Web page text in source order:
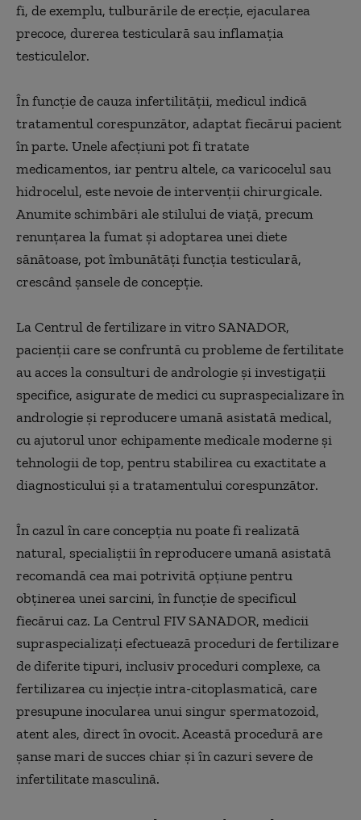
fi, de exemplu, tulburările de erecție, ejacularea
precoce, durerea testiculară sau inflamația
testiculelor.
În funcție de cauza infertilității, medicul indică
tratamentul corespunzător, adaptat fiecărui pacient
în parte. Unele afecțiuni pot fi tratate
medicamentos, iar pentru altele, ca varicocelul sau
hidrocelul, este nevoie de intervenții chirurgicale.
Anumite schimbări ale stilului de viață, precum
renunțarea la fumat și adoptarea unei diete
sănătoase, pot îmbunătăți funcția testiculară,
crescând șansele de concepție.
La Centrul de fertilizare in vitro SANADOR,
pacienții care se confruntă cu probleme de fertilitate
au acces la consulturi de andrologie și investigații
specifice, asigurate de medici cu supraspecializare în
andrologie și reproducere umană asistată medical,
cu ajutorul unor echipamente medicale moderne și
tehnologii de top, pentru stabilirea cu exactitate a
diagnosticului și a tratamentului corespunzător.
În cazul în care concepția nu poate fi realizată
natural, specialiștii în reproducere umană asistată
recomandă cea mai potrivită opțiune pentru
obținerea unei sarcini, în funcție de specificul
fiecărui caz. La Centrul FIV SANADOR, medicii
supraspecializați efectuează proceduri de fertilizare
de diferite tipuri, inclusiv proceduri complexe, ca
fertilizarea cu injecție intra-citoplasmatică, care
presupune inocularea unui singur spermatozoid,
atent ales, direct în ovocit. Această procedură are
șanse mari de succes chiar și în cazuri severe de
infertilitate masculină.